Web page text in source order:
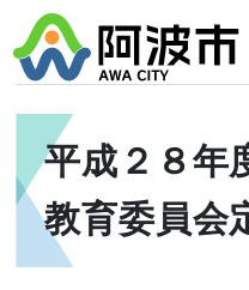
平成２８年
教育委員会